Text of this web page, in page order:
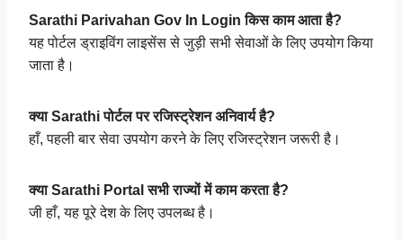
Sarathi Parivahan Gov In Login किस काम आता है?
यह पोर्टल ड्राइविंग लाइसेंस से जुड़ी सभी सेवाओं के लिए उपयोग किया
जाता है।
क्या Sarathi पोर्टल पर रजिस्ट्रेशन अनिवार्य है?
हाँ, पहली बार सेवा उपयोग करने के लिए रजिस्ट्रेशन जरूरी है।
क्या Sarathi Portal सभी राज्यों में काम करता है?
जी हाँ, यह पूरे देश के लिए उपलब्ध है।